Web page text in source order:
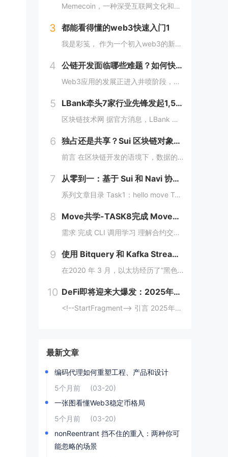
Memecoin，一种深受互联网文化和幽默所启发的加密货币，近段时间在加密市场中掀起了"meme热“。 只需在社交网络上稍微浏览，就会发现各种meme（迷因），让整个页面变得活泼有趣。这些迷因通过嘲讽和揶揄的方式，轻松地对一些严肃话题进行调...
3 都能看得懂的web3快速入门1
我是彩笺， 作为一个初入web3的新人，在探索阶段发现很多概念、工具都需要花费一定的时间和精力，才能了解到其在web3中所代表的含义。 概念上；像是去中心化、区块链、智能合约... 工具上：钱包、私钥、跨链桥... 在看到web3相...
4 公链开发面临哪些难题？如何快速构建一条区块链？
Web3应用的发展正进入井喷阶段，各大赛道应用项目层出不穷，同时公链赛道也在稳步增长，据Coingecko数据显示，目前收录的L1和L2项目已经超过7000个，这里面不仅有做基础设施的L1，还有许多专注于业务的应用链。公链的发展已不局限于基...
5 LBank牵头7家行业先锋发起1,500万美元DEXX捐赠计划
区块链技术网 据官方消息，LBank 联合 MEXC Ventures、HashKey Capital、SevenX Ventures、Mask Network 等共同发起了对 DEXX 的 1,500 万美元捐赠计划，该计划将为...
6 独占还是共享？Sui 区块链对象所有权的六种管理方式全解析
前言 在区块链开发的语境下，数据的存储和管理方式至关重要。而 Move 语言作为一种专为区块链设计的编程语言，以其灵活的语法和强大的能力系统，成为 Sui 区块链的核心语言。本文将围绕 Move 语言中的结构体展开，解析其在 Sui 区块...
7 从零到一：基于 Sui 和 Navi 协议的 PTB 应用开发教程
系列文章目录 Task1：hello move Task2：move coin Task3：move nft Task4：move game Task5：move swap Task6：sdk ptb 更多精彩内容，敬请期待！️...
8 Move共学-TASK8完成 MoveCTF Lets Move挑战
需求 完成 CLI 调用学习 理解合约交互传值 完成 Move CTF Lets Move 一、任务指南 合约部署地址: 0x097a3833b6b5c62ca6ad10f0509dffdadff7ce31e1...
9 使用 Bitquery 和 Kafka Streams 分析加密支付
在2020 年 3 月，以太坊经历了“黑色星期四”崩盘，数以千计的 DeFi（去中心化金融）清算被同时触发，导致网络费用从 20 gwei 飙升至 200 gwei 以上。那些能够监控并对内存池数据做出反应的人幸存下来，而那些无法做到的人则...
10 DeFi即将迎来大爆发：2025年金融变革的背后逻辑与机会
<!--StartFragment--> 引言 2025年，去中心化金融（DeFi）可能迎来一个重要的爆发时期。根据近期的新闻热点，多个因素正在推动这一趋势的到来。首先，美国政府计划建立比特币战略储备，并配合发行ETF等债务...
最新文章
编码代理如何重塑工程、产品和设计
5个月前
(03-20)
一张图看懂Web3稳定币格局
5个月前
(03-20)
nonReentrant 挡不住的重入：两种你可
能忽略的场景